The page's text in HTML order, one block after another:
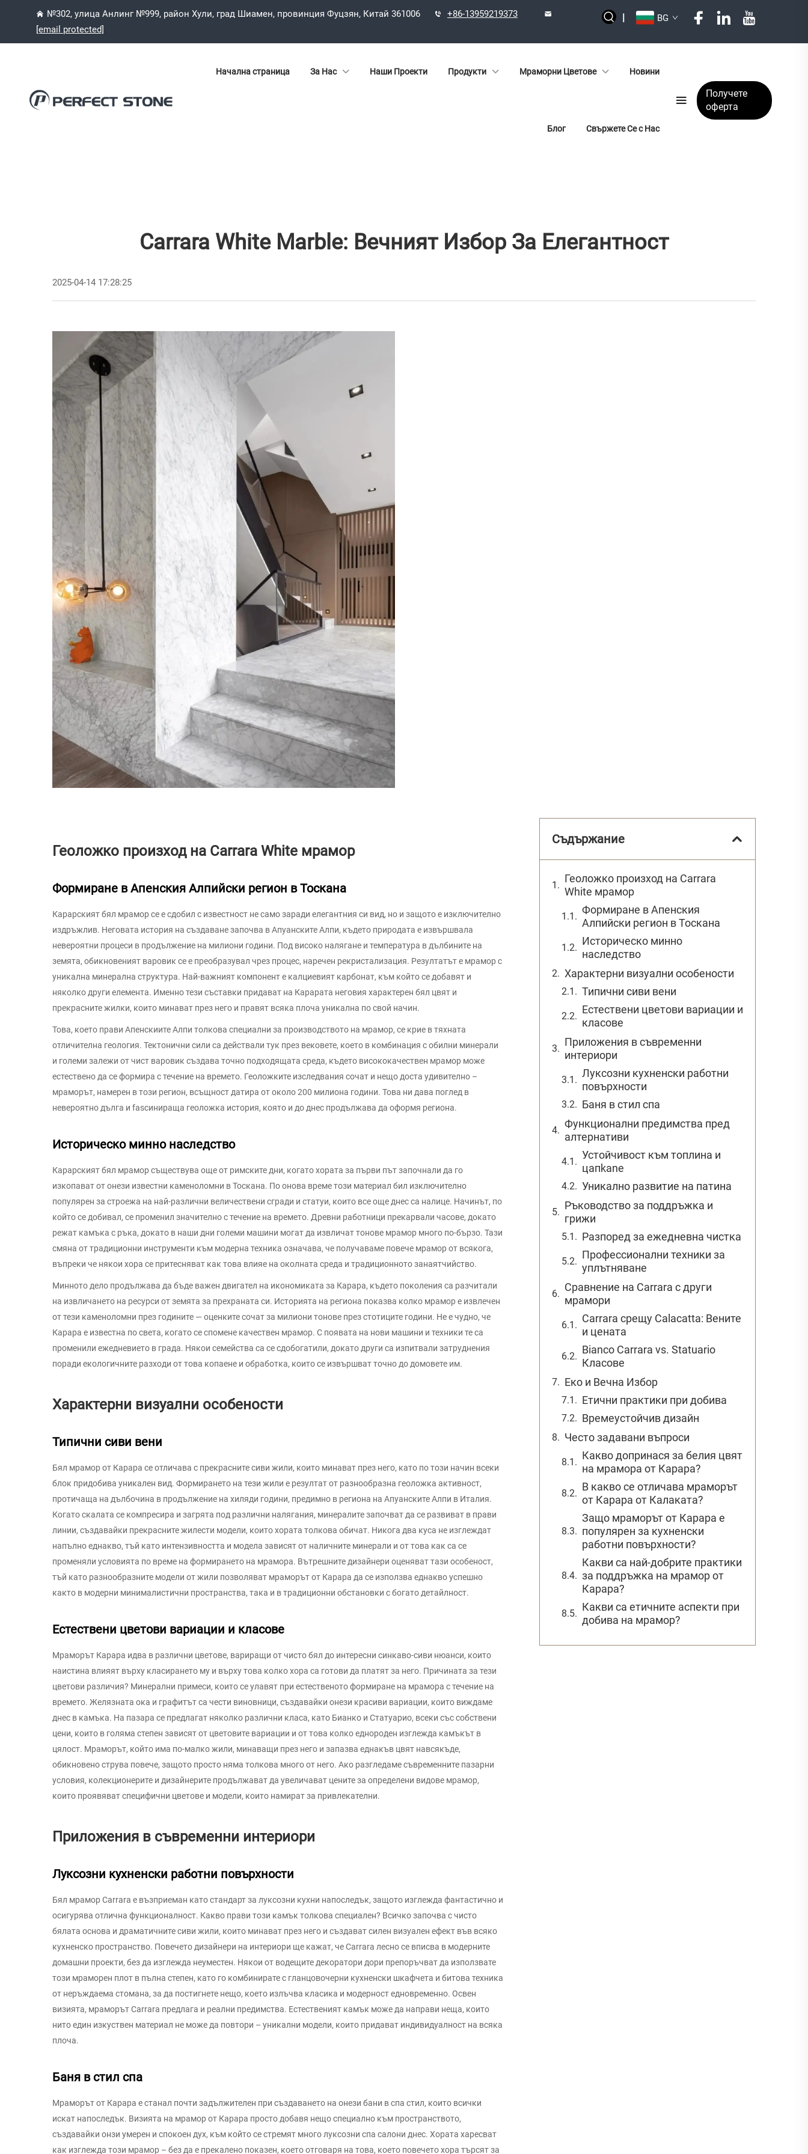
№302, улица Анлинг №999, район Хули, град Шиамен, провинция Фуцзян, Китай 361006
+86-13959219373
[email protected]
| BG
Начална страница За Нас Наши Проекти Продукти Мраморни Цветове Новини
Блог Свържете Се с Нас
Получете
оферта
Carrara White Marble: Вечният Избор За Елегантност
2025-04-14 17:28:25
Геоложко произход на Carrara White мрамор
Формиране в Апенския Алпийски регион в Тоскана
Карарският бял мрамор се е сдобил с известност не само заради елегантния си вид, но и защото е изключително
издръжлив. Неговата история на създаване започва в Апуанските Алпи, където природата е извършвала
невероятни процеси в продължение на милиони години. Под високо налягане и температура в дълбините на
земята, обикновеният варовик се е преобразувал чрез процес, наречен рекристализация. Резултатът е мрамор с
уникална минерална структура. Най-важният компонент е калциевият карбонат, към който се добавят и
няколко други елемента. Именно тези съставки придават на Карарата неговия характерен бял цвят и
прекрасните жилки, които минават през него и правят всяка плоча уникална по свой начин.
Това, което прави Апенскиите Алпи толкова специални за производството на мрамор, се крие в тяхната
отличителна геология. Тектонични сили са действали тук през вековете, което в комбинация с обилни минерали
и големи залежи от чист варовик създава точно подходящата среда, където висококачествен мрамор може
естествено да се формира с течение на времето. Геоложките изследвания сочат и нещо доста удивително –
мраморът, намерен в този регион, всъщност датира от около 200 милиона години. Това ни дава поглед в
невероятно дълга и fascинираща геоложка история, която и до днес продължава да оформя региона.
Историческо минно наследство
Карарският бял мрамор съществува още от римските дни, когато хората за първи път започнали да го
изкопават от онези известни каменоломни в Тоскана. По онова време този материал бил изключително
популярен за строежа на най-различни величествени сгради и статуи, които все още днес са налице. Начинът, по
който се добивал, се променил значително с течение на времето. Древни работници прекарвали часове, докато
режат камъка с ръка, докато в наши дни големи машини могат да извличат тонове мрамор много по-бързо. Тази
смяна от традиционни инструменти към модерна техника означава, че получаваме повече мрамор от всякога,
въпреки че някои хора се притесняват как това влияе на околната среда и традиционното занаятчийство.
Минното дело продължава да бъде важен двигател на икономиката за Карара, където поколения са разчитали
на извличането на ресурси от земята за прехраната си. Историята на региона показва колко мрамор е извлечен
от тези каменоломни през годините — оценките сочат за милиони тонове през стотиците години. Не е чудно, че
Карара е известна по света, когато се спомене качествен мрамор. С появата на нови машини и техники те са
променили ежедневието в града. Някои семейства са се сдобогатили, докато други са изпитвали затруднения
поради екологичните разходи от това копаене и обработка, които се извършват точно до домовете им.
Характерни визуални особености
Типични сиви вени
Бял мрамор от Карара се отличава с прекрасните сиви жили, които минават през него, като по този начин всеки
блок придобива уникален вид. Формирането на тези жили е резултат от разнообразна геоложка активност,
протичаща на дълбочина в продължение на хиляди години, предимно в региона на Апуанските Алпи в Италия.
Когато скалата се компресира и загрятa под различни налягания, минералите започват да се развиват в прави
линии, създавайки прекрасните жилести модели, които хората толкова обичат. Никога два куса не изглеждат
напълно еднакво, тъй като интензивността и модела зависят от наличните минерали и от това как са се
променяли условията по време на формирането на мрамора. Вътрешните дизайнери оценяват тази особеност,
тъй като разнообразните модели от жили позволяват мраморът от Карара да се използва еднакво успешно
както в модерни минималистични пространства, така и в традиционни обстановки с богато детайлност.
Естествени цветови вариации и класове
Мраморът Карара идва в различни цветове, вариращи от чисто бял до интересни синкаво-сиви нюанси, които
наистина влияят върху класирането му и върху това колко хора са готови да платят за него. Причината за тези
цветови различия? Минерални примеси, които се улавят при естественото формиране на мрамора с течение на
времето. Желязната ока и графитът са чести виновници, създавайки онези красиви вариации, които виждаме
днес в камъка. На пазара се предлагат няколко различни класа, като Бианко и Статуарио, всеки със собствени
цени, които в голяма степен зависят от цветовите вариации и от това колко еднороден изглежда камъкът в
цялост. Мраморът, който има по-малко жили, минаващи през него и запазва еднакъв цвят навсякъде,
обикновено струва повече, защото просто няма толкова много от него. Ако разгледаме съвременните пазарни
условия, колекционерите и дизайнерите продължават да увеличават цените за определени видове мрамор,
които проявяват специфични цветове и модели, които намират за привлекателни.
Приложения в съвременни интериори
Луксозни кухненски работни повърхности
Бял мрамор Carrara е възприеман като стандарт за луксозни кухни напоследък, защото изглежда фантастично и
осигурява отлична функционалност. Какво прави този камък толкова специален? Всичко започва с чисто
бялата основа и драматичните сиви жили, които минават през него и създават силен визуален ефект във всяко
кухненско пространство. Повечето дизайнери на интериори ще кажат, че Carrara лесно се вписва в модерните
домашни проекти, без да изглежда неуместен. Някои от водещите декоратори дори препоръчват да използвате
този мраморен плот в пълна степен, като го комбинирате с гланцовочерни кухненски шкафчета и битова техника
от неръждаема стомана, за да постигнете нещо, което излъчва класика и модерност едновременно. Освен
визията, мраморът Carrara предлага и реални предимства. Естественият камък може да направи неща, които
нито един изкуствен материал не може да повтори – уникални модели, които придават индивидуалност на всяка
плоча.
Баня в стил спа
Мраморът от Карара е станал почти задължителен при създаването на онези бани в спа стил, които всички
искат напоследък. Визията на мрамор от Карара просто добавя нещо специално към пространството,
създавайки онзи умерен и спокоен дух, към който се стремят много луксозни спа салони днес. Хората харесват
как изглежда този мрамор – без да е прекалено показен, което отговаря на това, което повечето хора търсят за
Съдържание
Геоложко произход на Carrara
White мрамор
Формиране в Апенския
Алпийски регион в Тоскана
Историческо минно
наследство
Характерни визуални особености
Типични сиви вени
Естествени цветови вариации и
класове
Приложения в съвременни
интериори
Луксозни кухненски работни
повърхности
Баня в стил спа
Функционални предимства пред
алтернативи
Устойчивост към топлина и
цапkanе
Уникално развитие на патина
Ръководство за поддръжка и
грижи
Разпоред за ежедневна чистка
Профессионални техники за
уплътняване
Сравнение на Carrara с други
мрамори
Carrara срещу Calacatta: Вените
и цената
Bianco Carrara vs. Statuario
Класове
Еко и Вечна Избор
Етични практики при добива
Времеустойчив дизайн
Често задавани въпроси
Какво допринася за белия цвят
на мрамора от Карара?
В какво се отличава мраморът
от Карара от Калаката?
Защо мраморът от Карара е
популярен за кухненски
работни повърхности?
Какви са най-добрите практики
за поддръжка на мрамор от
Карара?
Какви са етичните аспекти при
добива на мрамор?